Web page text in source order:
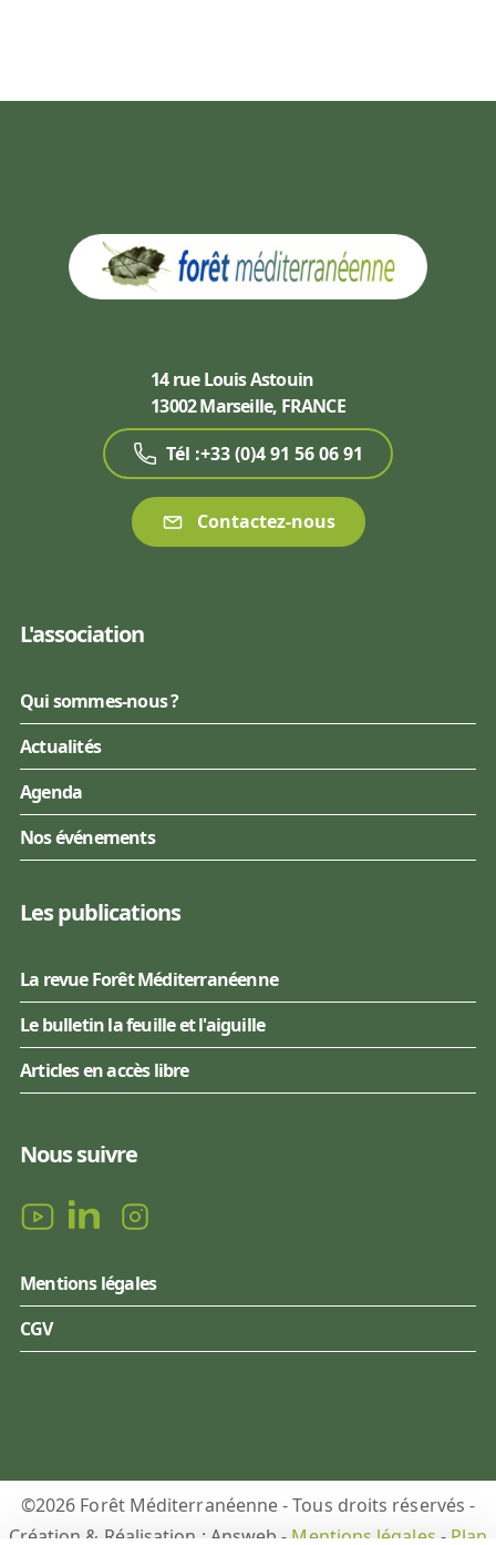
14 rue Louis Astouin
13002 Marseille, FRANCE
Tél :+33 (0)4 91 56 06 91
Contactez-nous
L'association
Qui sommes-nous ?
Actualités
Agenda
Nos événements
Les publications
La revue Forêt Méditerranéenne
Le bulletin la feuille et l'aiguille
Articles en accès libre
Nous suivre
Mentions légales
CGV
©2026 Forêt Méditerranéenne - Tous droits réservés -
Création & Réalisation : Answeb - Mentions légales - Plan